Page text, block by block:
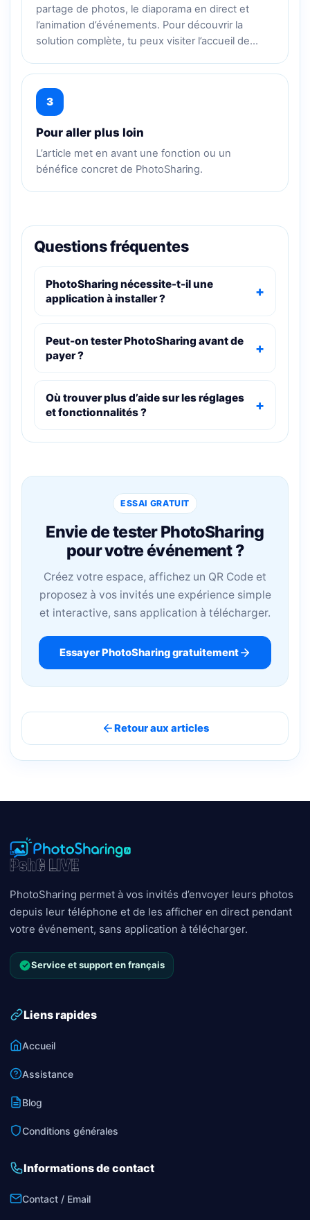
partage de photos, le diaporama en direct et
l’animation d’événements. Pour découvrir la
solution complète, tu peux visiter l’accueil de…
3
Pour aller plus loin
L’article met en avant une fonction ou un
bénéfice concret de PhotoSharing.
Questions fréquentes
PhotoSharing nécessite-t-il une
application à installer ?
Peut-on tester PhotoSharing avant de
payer ?
Où trouver plus d’aide sur les réglages
et fonctionnalités ?
ESSAI GRATUIT
Envie de tester PhotoSharing
pour votre événement ?
Créez votre espace, affichez un QR Code et
proposez à vos invités une expérience simple
et interactive, sans application à télécharger.
Essayer PhotoSharing gratuitement
Retour aux articles
PhotoSharing permet à vos invités d’envoyer leurs photos
depuis leur téléphone et de les afficher en direct pendant
votre événement, sans application à télécharger.
Service et support en français
Liens rapides
Accueil
Assistance
Blog
Conditions générales
Informations de contact
Contact / Email